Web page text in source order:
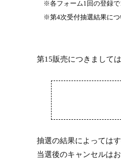
※各フォーム1 回の登録で
※第4次受付抽選結果につ
第15販売につきましては
抽選の結果によっては
当選後のキャンセルは